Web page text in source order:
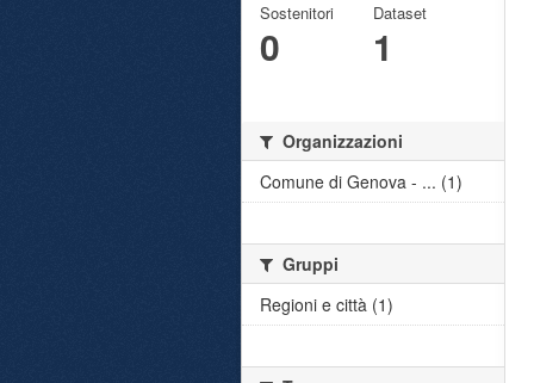
Sostenitori
0
Dataset
1
Organizzazioni
Comune di Genova - ... (1)
Gruppi
Regioni e città (1)